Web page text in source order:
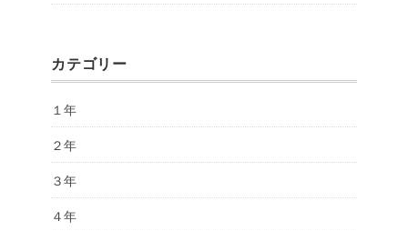
カテゴリー
１年
２年
３年
４年